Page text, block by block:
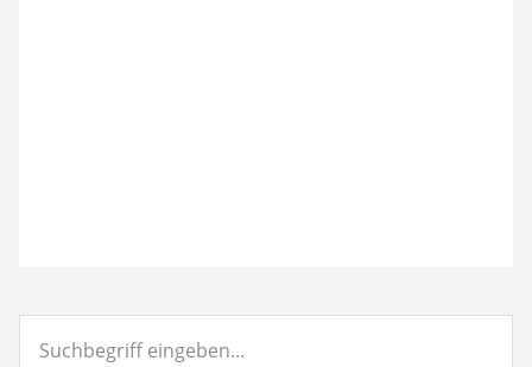
eingeben...